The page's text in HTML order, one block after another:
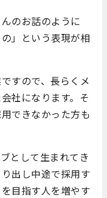
のお話のように
」という表現が相
すので、長らくメ
社になります。そ
できなかった方も
として生まれてき
出し中途で採用す
目指す人を増やす